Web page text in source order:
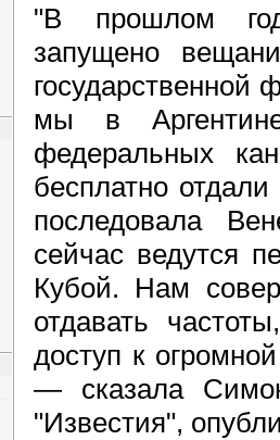
"В прошлом
запущено
государственной
мы в
федеральных
бесплатно
последовала
сейчас ведутся
Кубой. Нам
отдавать
доступ к
— сказала
"Известия",